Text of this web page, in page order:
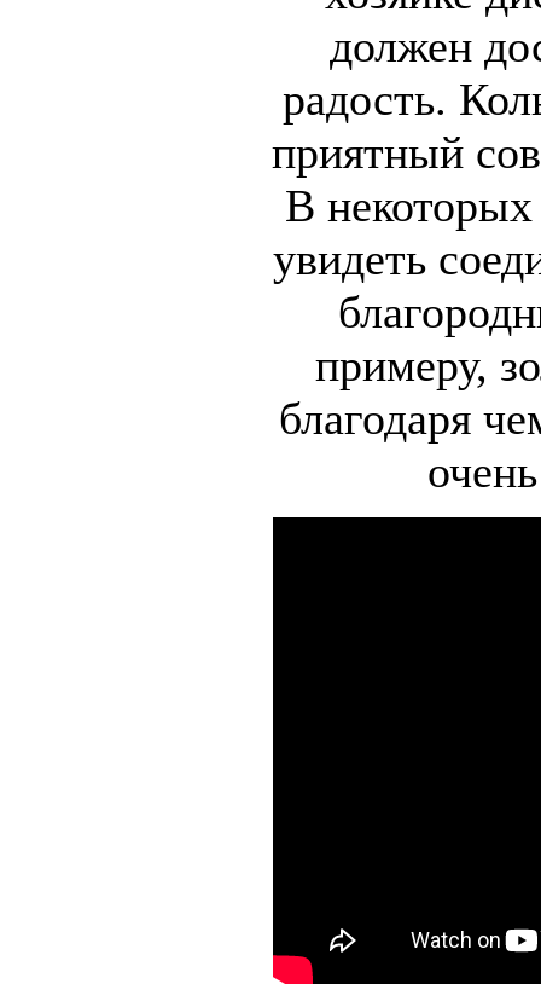
должен
радость.
приятный
В
увидеть
примеру,
благодаря